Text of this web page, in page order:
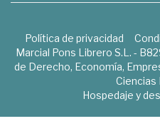
Política de privacidad
Marcial Pons Librero S.L. -
de Derecho, Economía,
Ciencias
Hospedaje y